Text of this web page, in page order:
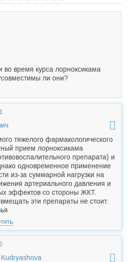
во время курса лорноксикама
ли они?
тяжелого фармакологического
прием лорноксикама
препарата) и
одновременное применение
из-за суммарной нагрузки на
артериального давления и
эффектов со стороны ЖКТ.
эти препараты не стоит.